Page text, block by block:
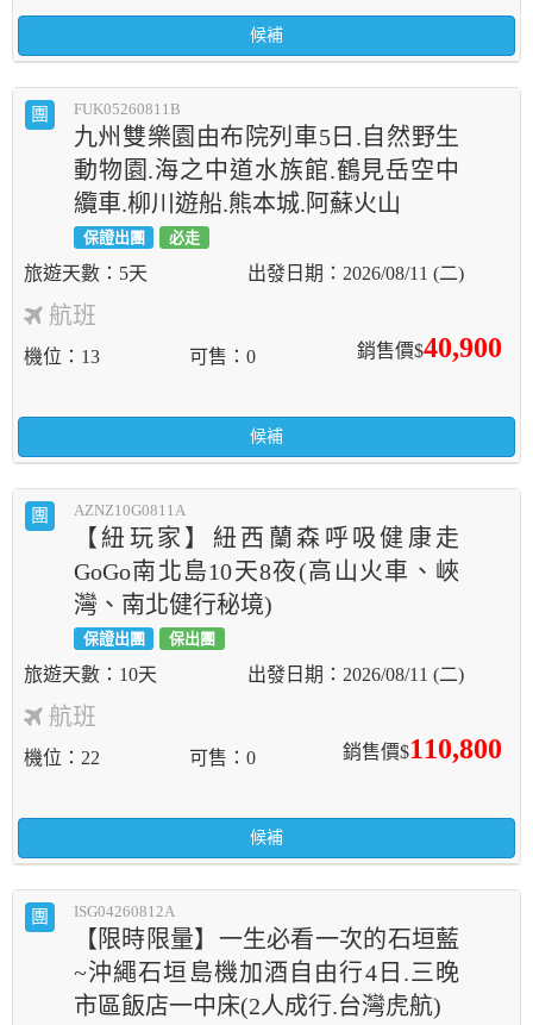
候補
團 FUK05260811B
九州雙樂園由布院列車5日.自然野生
動物園.海之中道水族館.鶴見岳空中
纜車.柳川遊船.熊本城.阿蘇火山
保證出團 必走
5天 2026/08/11 (二)
航班
銷售價$40,900
機位 13 可售 0
候補
團 AZNZ10G0811A
【紐玩家】紐西蘭森呼吸健康走
GoGo南北島10天8夜(高山火車、峽
灣、南北健行秘境)
保證出團 保出團
10天 2026/08/11 (二)
航班
銷售價$110,800
機位 22 可售 0
候補
團 ISG04260812A
【限時限量】一生必看一次的石垣藍
~沖繩石垣島機加酒自由行4日.三晚
市區飯店一中床(2人成行.台灣虎航)